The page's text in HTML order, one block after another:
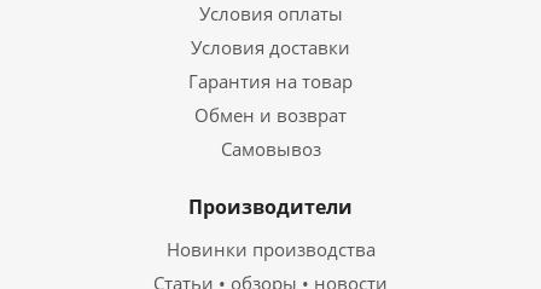
Условия оплаты
Условия доставки
Гарантия на товар
Обмен и возврат
Самовывоз
Производители
Новинки производства
Статьи • обзоры • новости